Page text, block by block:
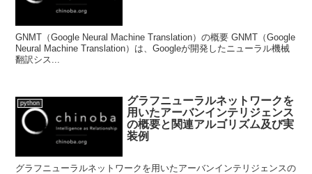
GNMT（Google Neural Machine Translation）の概要 GNMT（Google
Neural Machine Translation）は、Googleが開発したニューラル機械
翻訳シス...
python
グラフニューラルネットワークを
用いたアーバンインテリジェンス
の概要と関連アルゴリズム及び実
装例
グラフニューラルネットワークを用いたアーバンインテリジェンスの